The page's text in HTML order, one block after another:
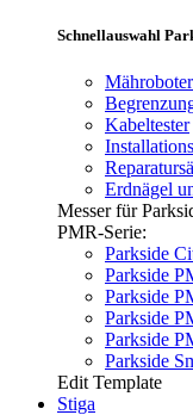
Schnellauswahl
Kabeltester
Erdnägel
Messer für
PMR-Serie:
Parkside
Parkside
Parkside
Parkside
Parkside
Parkside
Edit Template
Stiga